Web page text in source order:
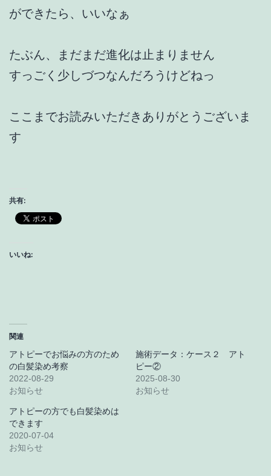
ができたら、いいなぁ
たぶん、まだまだ進化は止まりません
すっごく少しづつなんだろうけどねっ
ここまでお読みいただきありがとうございま
す
共有:
いいね:
関連
アトピーでお悩みの方のため
の白髪染め考察
2022-08-29
お知らせ
施術データ：ケース２ アト
ピー②
2025-08-30
お知らせ
アトピーの方でも白髪染めは
できます
2020-07-04
お知らせ